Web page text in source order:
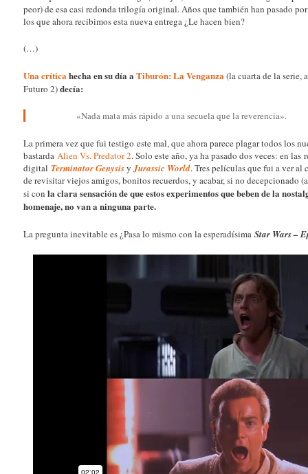
peor) de esa casi redonda trilogía original. Años que también han pasado
los que ahora recibimos esta nueva entrega ¿Le hacen bien?
(…)
Una críticahecha en su día aTiburón: La Venganza(la cuarta de la serie,
Futuro 2)decía:
«Nada mata más rápido a una secuela que la reverencia».
La primera vez que fui testigo este mal, que ahora parece plagar todos los
bastarda Alien Vs. Predator 2. Solo este año, ya ha pasado dos veces: en
digital Terminator Genysisy Jurassic World. Tres películas que fui a ver
de revisitar viejos amigos, bonitos recuerdos, y acabar, si no decepcionado
si conla clara sensación de que estos experimentos que beben de la
homenaje, no van a ninguna parte.
La pregunta inevitable es ¿Pasa lo mismo con la esperadísimaStar Wars –